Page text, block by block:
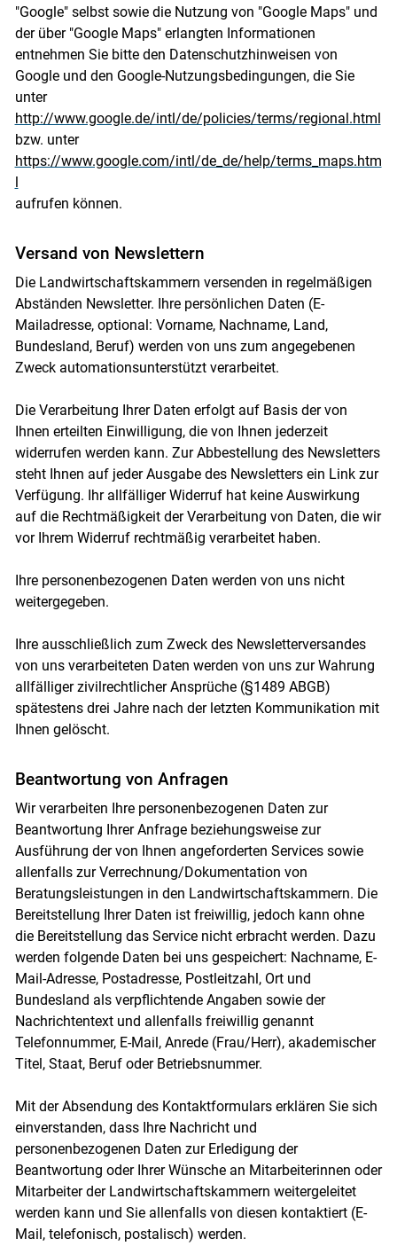
"Google" selbst sowie die Nutzung von "Google Maps" und
der über "Google Maps" erlangten Informationen
entnehmen Sie bitte den Datenschutzhinweisen von
Google und den Google-Nutzungsbedingungen, die Sie
unter
http://www.google.de/intl/de/policies/terms/regional.html
bzw. unter
https://www.google.com/intl/de_de/help/terms_maps.htm
l
aufrufen können.
Versand von Newslettern
Die Landwirtschaftskammern versenden in regelmäßigen
Abständen Newsletter. Ihre persönlichen Daten (E-
Mailadresse, optional: Vorname, Nachname, Land,
Bundesland, Beruf) werden von uns zum angegebenen
Zweck automationsunterstützt verarbeitet.
Die Verarbeitung Ihrer Daten erfolgt auf Basis der von
Ihnen erteilten Einwilligung, die von Ihnen jederzeit
widerrufen werden kann. Zur Abbestellung des Newsletters
steht Ihnen auf jeder Ausgabe des Newsletters ein Link zur
Verfügung. Ihr allfälliger Widerruf hat keine Auswirkung
auf die Rechtmäßigkeit der Verarbeitung von Daten, die wir
vor Ihrem Widerruf rechtmäßig verarbeitet haben.
Ihre personenbezogenen Daten werden von uns nicht
weitergegeben.
Ihre ausschließlich zum Zweck des Newsletterversandes
von uns verarbeiteten Daten werden von uns zur Wahrung
allfälliger zivilrechtlicher Ansprüche (§1489 ABGB)
spätestens drei Jahre nach der letzten Kommunikation mit
Ihnen gelöscht.
Beantwortung von Anfragen
Wir verarbeiten Ihre personenbezogenen Daten zur
Beantwortung Ihrer Anfrage beziehungsweise zur
Ausführung der von Ihnen angeforderten Services sowie
allenfalls zur Verrechnung/Dokumentation von
Beratungsleistungen in den Landwirtschaftskammern. Die
Bereitstellung Ihrer Daten ist freiwillig, jedoch kann ohne
die Bereitstellung das Service nicht erbracht werden. Dazu
werden folgende Daten bei uns gespeichert: Nachname, E-
Mail-Adresse, Postadresse, Postleitzahl, Ort und
Bundesland als verpflichtende Angaben sowie der
Nachrichtentext und allenfalls freiwillig genannt
Telefonnummer, E-Mail, Anrede (Frau/Herr), akademischer
Titel, Staat, Beruf oder Betriebsnummer.
Mit der Absendung des Kontaktformulars erklären Sie sich
einverstanden, dass Ihre Nachricht und
personenbezogenen Daten zur Erledigung der
Beantwortung oder Ihrer Wünsche an Mitarbeiterinnen oder
Mitarbeiter der Landwirtschaftskammern weitergeleitet
werden kann und Sie allenfalls von diesen kontaktiert (E-
Mail, telefonisch, postalisch) werden.